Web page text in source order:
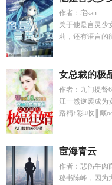
作者：宅san
关于他是言灵少
莉，还有语言的
女总裁的极
作者：九门提督
江一然逆袭成为
路精↑彩↓收║藏
宦海青云
作者：悲伤牛肉
秘书陈峰，因为